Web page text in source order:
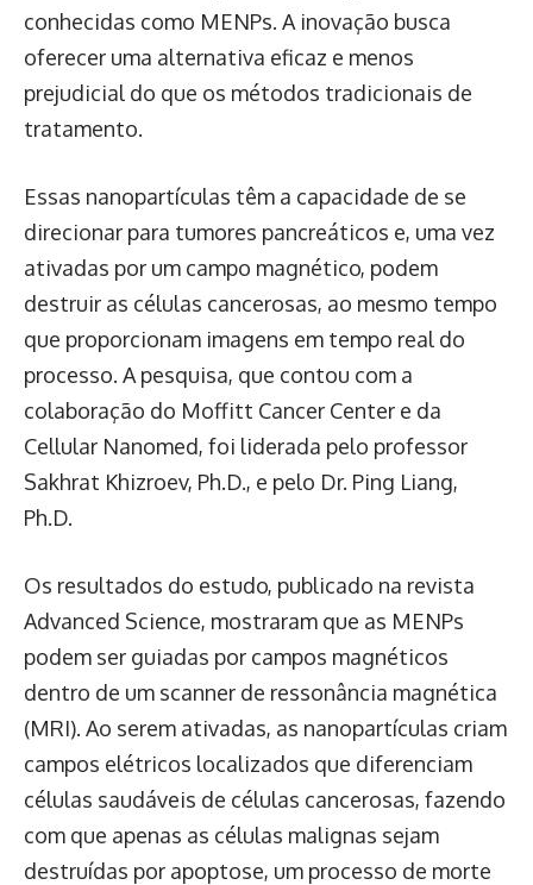
conhecidas como MENPs. A inovação busca
oferecer uma alternativa eficaz e menos
prejudicial do que os métodos tradicionais de
tratamento.
Essas nanopartículas têm a capacidade de se
direcionar para tumores pancreáticos e, uma vez
ativadas por um campo magnético, podem
destruir as células cancerosas, ao mesmo tempo
que proporcionam imagens em tempo real do
processo. A pesquisa, que contou com a
colaboração do Moffitt Cancer Center e da
Cellular Nanomed, foi liderada pelo professor
Sakhrat Khizroev, Ph.D., e pelo Dr. Ping Liang,
Ph.D.
Os resultados do estudo, publicado na revista
Advanced Science, mostraram que as MENPs
podem ser guiadas por campos magnéticos
dentro de um scanner de ressonância magnética
(MRI). Ao serem ativadas, as nanopartículas criam
campos elétricos localizados que diferenciam
células saudáveis de células cancerosas, fazendo
com que apenas as células malignas sejam
destruídas por apoptose, um processo de morte